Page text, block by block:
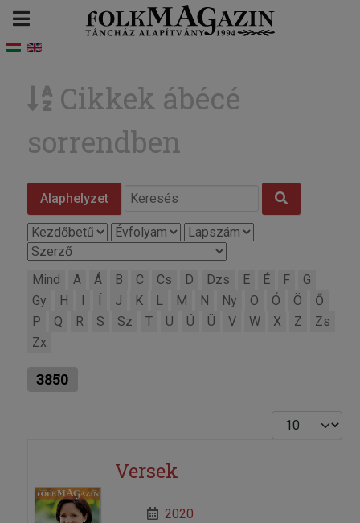
Cikkek ábécé
sorrendben
Alaphelyzet
Mind A Á B C Cs D Dzs E É F
G
Gy
H J K L M N Ny O Ó Ö
Ő
P
Q R S Sz T U Ú Ü V W X Z
Zs
Zx
3850
Tételek #
Versek
2020